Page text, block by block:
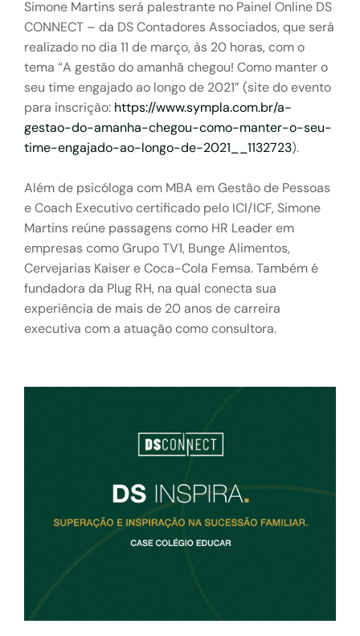
Simone Martins será palestrante no Painel Online DS
CONNECT – da DS Contadores Associados, que será
realizado no dia 11 de março, às 20 horas, com o
tema “A gestão do amanhã chegou! Como manter o
seu time engajado ao longo de 2021” (site do evento
para inscrição: https://www.sympla.com.br/a-
gestao-do-amanha-chegou-como-manter-o-seu-
time-engajado-ao-longo-de-2021__1132723).
Além de psicóloga com MBA em Gestão de Pessoas
e Coach Executivo certificado pelo ICI/ICF, Simone
Martins reúne passagens como HR Leader em
empresas como Grupo TV1, Bunge Alimentos,
Cervejarias Kaiser e Coca-Cola Femsa. Também é
fundadora da Plug RH, na qual conecta sua
experiência de mais de 20 anos de carreira
executiva com a atuação como consultora.